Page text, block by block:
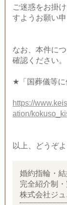
ご迷惑をお掛
すようお願い申
なお、本件に
確認ください。
★「国葬儀等に
https://
ation/
以上、どうぞ
婚約指輪・
完全紹介制
株式会社ジ